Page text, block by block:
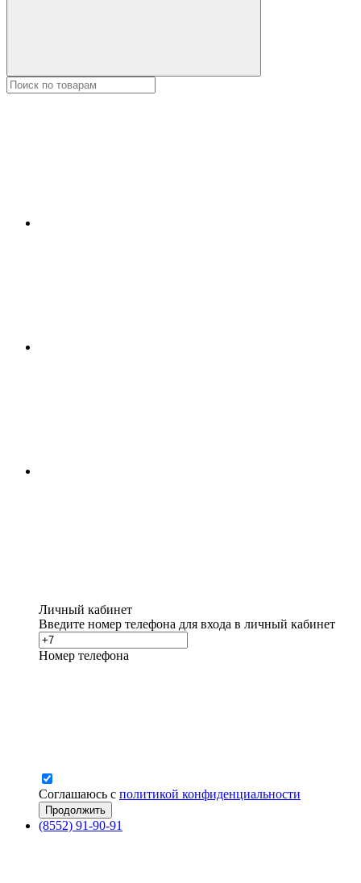
Личный кабинет
Введите номер телефона для входа в личный кабинет
Номер телефона
Соглашаюсь с политикой конфиденциальности
(8552) 91-90-91